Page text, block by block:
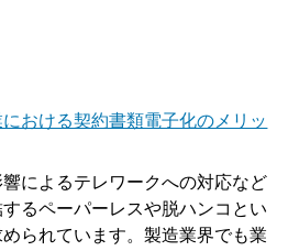
おける契約書類電子化のメリッ
によるテレワークへの対応など
るペーパーレスや脱ハンコとい
られています。製造業界でも業